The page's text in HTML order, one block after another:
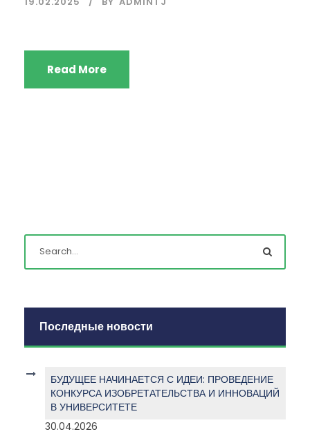
Read More
Последные новости
БУДУЩЕЕ НАЧИНАЕТСЯ С ИДЕИ: ПРОВЕДЕНИЕ
КОНКУРСА ИЗОБРЕТАТЕЛЬСТВА И ИННОВАЦИЙ
В УНИВЕРСИТЕТЕ
30.04.2026